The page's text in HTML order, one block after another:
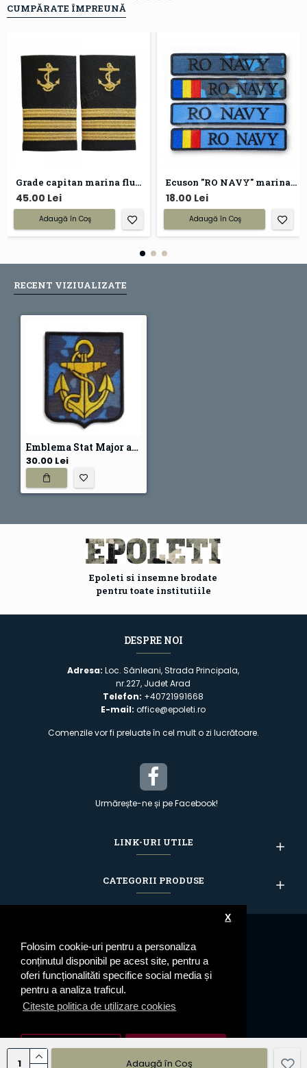
Folosim cookie-uri pentru a personaliza
conținutul disponibil pe acest site, pentru a
oferi funcționalităti specifice social media și
pentru a analiza traficul.
Citeste politica de utilizare cookies
X
Setari cookie De Acord
Adaugă în Coş
CUMPĂRATE ÎMPREUNĂ
Grade capitan marina fluviala
45.00 Lei
Adaugă în Coş
Ecuson "RO NAVY" marina militara
18.00 Lei
Adaugă în Coş
RECENT VIZIUALIZATE
Emblema Stat Major al Fortelor Navale
30.00 Lei
Epoleti si insemne brodate
pentru toate institutiile
DESPRE NOI
Adresa:Loc. Sânleani, Strada Principala,
nr.227, Judet Arad
Telefon: +40721991668
E-mail: office@epoleti.ro
Comenzile vor fi preluate în cel mult o zi lucrătoare.
Urmărește-ne și pe Facebook!
LINK-URI UTILE
CATEGORII PRODUSE